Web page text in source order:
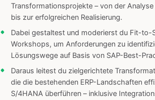
Transformationsprojekte – von der Analyse
bis zur erfolgreichen Realisierung.
Dabei gestaltest und moderierst du Fit-to-
Workshops, um Anforderungen zu
Lösungswege auf Basis von SAP-Best-
Daraus leitest du zielgerichtete
die die bestehenden ERP-Landschaften
S/4HANA überführen – inklusive